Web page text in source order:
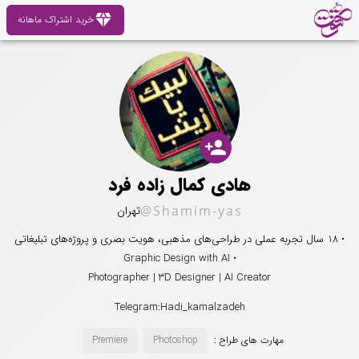
diamondخرید اشتراک ماهانه
person_add
هادی کمال زاده فرد
@Shamim-yasتهران
• 18 سال تجربه عملی در طراحی‌های مذهبی، هویت بصری و پروژه‌های تبلیغاتی
• Graphic Design with AI
Photographer | 3D Designer | AI Creator
Telegram:Hadi_kamalzadeh
مهارت های طراح : Photoshop
Premiere